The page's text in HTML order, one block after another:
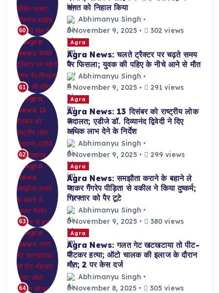
60
संगत को निहाल किया
Abhimanyu Singh
November 9, 2025
302 views
61
Agra
Agra News: चलते ट्रैक्टर पर चढ़ते समय
पैर फिसला; युवक की पहिए के नीचे आने से मौत
Abhimanyu Singh
November 9, 2025
291 views
62
Agra
Agra News: 13 दिसंबर को राष्ट्रीय लोक
अदालत; एडीजे डॉ. दिव्यानंद द्विवेदी ने दिए
अधिक लाभ देने के निर्देश
Abhimanyu Singh
November 9, 2025
299 views
63
Agra
Agra News: समझौता कराने के बहाने ले
जाकर गैंगरेप पीड़िता से वकील ने किया दुष्कर्म;
गिरफ्तार को पैर टूटे
Abhimanyu Singh
November 9, 2025
380 views
64
Agra
Agra News: गलत गेट खटखटाया तो पीट-
पीटकर हत्या; ऑटो चालक की इलाज के दौरान
मौत; 2 पर केस दर्ज
Abhimanyu Singh
November 8, 2025
305 views